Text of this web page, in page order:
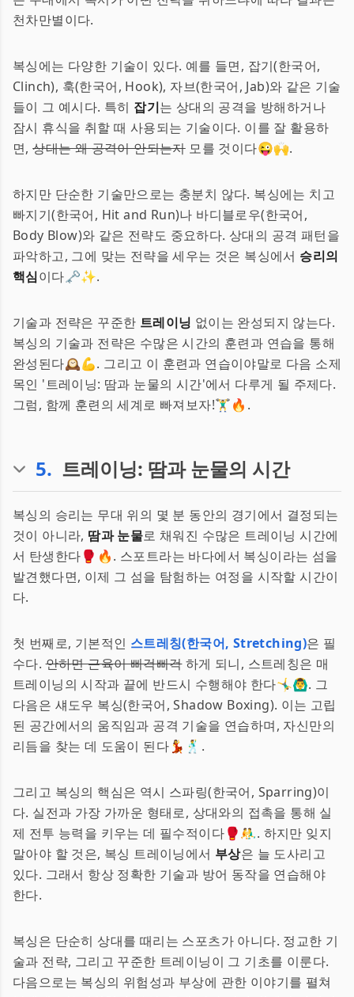
천차만별이다.
복싱에는 다양한 기술이 있다. 예를 들면, 잡기(한국어,
Clinch), 훅(한국어, Hook), 자브(한국어, Jab)와 같은 기술
들이 그 예시다. 특히 잡기는 상대의 공격을 방해하거나
잠시 휴식을 취할 때 사용되는 기술이다. 이를 잘 활용하
면,상대는 왜 공격이 안되는지모를 것이다😜🙌.
하지만 단순한 기술만으로는 충분치 않다. 복싱에는 치고
빠지기(한국어, Hit and Run)나 바디블로우(한국어,
Body Blow)와 같은 전략도 중요하다. 상대의 공격 패턴을
파악하고, 그에 맞는 전략을 세우는 것은 복싱에서 승리의
핵심이다🗝️✨.
기술과 전략은 꾸준한 트레이닝 없이는 완성되지 않는다.
복싱의 기술과 전략은 수많은 시간의 훈련과 연습을 통해
완성된다🕰️💪. 그리고 이 훈련과 연습이야말로 다음 소제
목인 '트레이닝: 땀과 눈물의 시간'에서 다루게 될 주제다.
그럼, 함께 훈련의 세계로 빠져보자!🏋️‍♂️🔥.
5. 트레이닝: 땀과 눈물의 시간
복싱의 승리는 무대 위의 몇 분 동안의 경기에서 결정되는
것이 아니라, 땀과 눈물로 채워진 수많은 트레이닝 시간에
서 탄생한다🥊🔥. 스포트라는 바다에서 복싱이라는 섬을
발견했다면, 이제 그 섬을 탐험하는 여정을 시작할 시간이
다.
첫 번째로, 기본적인 스트레칭(한국어, Stretching)은 필
수다.안하면 근육이 삐걱삐걱하게 되니, 스트레칭은 매
트레이닝의 시작과 끝에 반드시 수행해야 한다🤸‍♂️🙆‍♂️. 그
다음은 섀도우 복싱(한국어, Shadow Boxing). 이는 고립
된 공간에서의 움직임과 공격 기술을 연습하며, 자신만의
리듬을 찾는 데 도움이 된다💃🕺.
그리고 복싱의 핵심은 역시 스파링(한국어, Sparring)이
다. 실전과 가장 가까운 형태로, 상대와의 접촉을 통해 실
제 전투 능력을 키우는 데 필수적이다🥊🤼‍♂️. 하지만 잊지
말아야 할 것은, 복싱 트레이닝에서 부상은 늘 도사리고
있다. 그래서 항상 정확한 기술과 방어 동작을 연습해야
한다.
복싱은 단순히 상대를 때리는 스포츠가 아니다. 정교한 기
술과 전략, 그리고 꾸준한 트레이닝이 그 기초를 이룬다.
다음으로는 복싱의 위험성과 부상에 관한 이야기를 펼쳐